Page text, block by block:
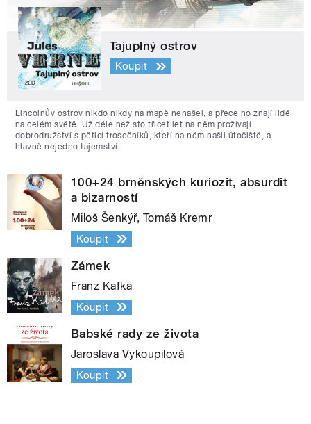
Tajuplný ostrov
Koupit
Lincolnův ostrov nikdo nikdy na mapě nenašel, a přece ho znají lidé
na celém světě. Už déle než sto třicet let na něm prožívají
dobrodružství s pěticí trosečníků, kteří na něm našli útočiště, a
hlavně nejedno tajemství.
100+24 brněnských kuriozit, absurdit
a bizarností
Miloš Šenkýř, Tomáš Kremr
Koupit
Zámek
Franz Kafka
Koupit
Babské rady ze života
Jaroslava Vykoupilová
Koupit